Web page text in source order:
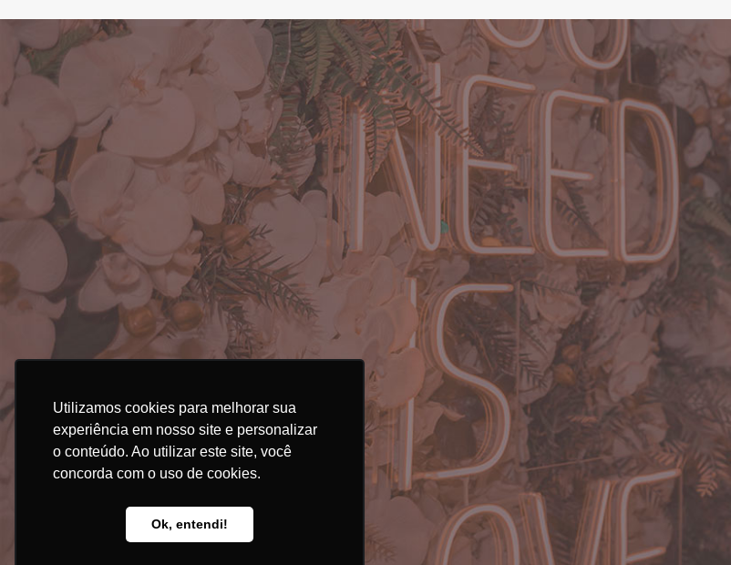
Utilizamos cookies para melhorar sua
experiência em nosso site e personalizar
o conteúdo. Ao utilizar este site, você
concorda com o uso de cookies.
Ok, entendi!
ACESSE NOSSO CARDÁPIO DOS SONHOS
Rua José Farhat, 169 - Bairro dos Fincos Riacho
Grande - São Bernardo do Campo/SP
(11) 4101-7490
(11) 93088-5971
atendimento@recantodosonhosrg.com.br